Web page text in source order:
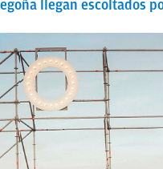
llegan escoltados